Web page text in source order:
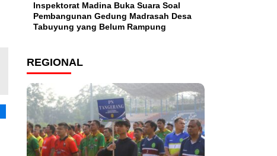
Inspektorat Madina Buka Suara Soal
Pembangunan Gedung Madrasah Desa
Tabuyung yang Belum Rampung
REGIONAL